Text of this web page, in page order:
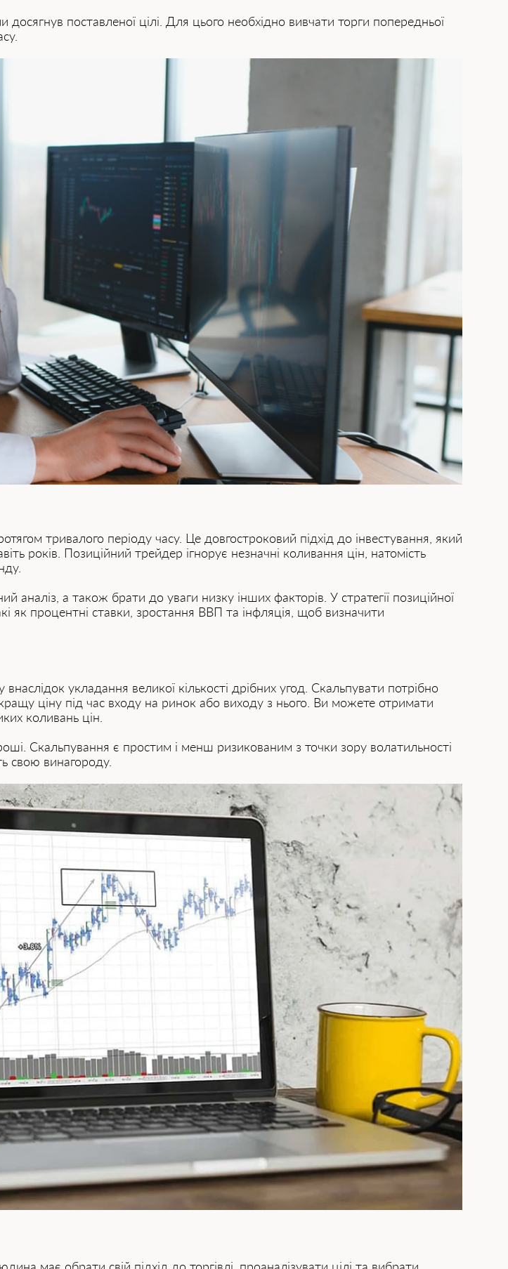
поставленої цілі. Для цього необхідно вивчати торги попередньої
тривалого періоду часу. Це довгостроковий підхід до інвестування, який
років. Позиційний трейдер ігнорує незначні коливання цін, натомість
аналіз, а також брати до уваги низку інших факторів. У стратегії позиційної
як процентні ставки, зростання ВВП та інфляція, щоб визначити
укладання великої кількості дрібних угод. Скальпувати потрібно
ціну під час входу на ринок або виходу з нього. Ви можете отримати
коливань цін.
Скальпування є простим і менш ризикованим з точки зору волатильності
свою винагороду.